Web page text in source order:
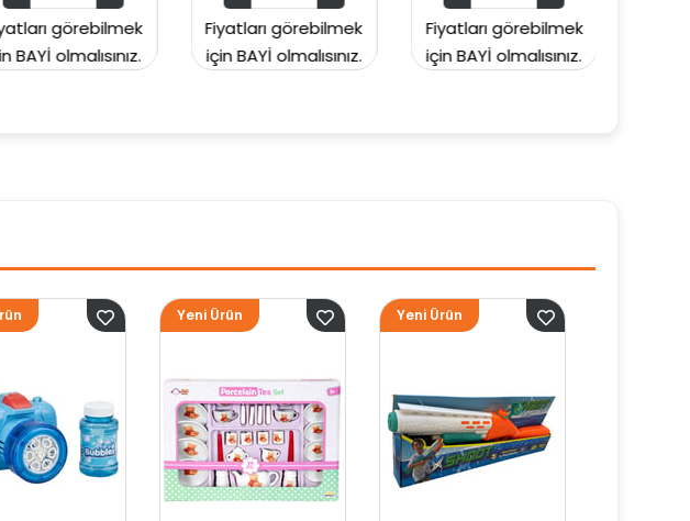
Fiyatları görebilmek
için BAYİ olmalısınız.
Fiyatları görebilmek
için BAYİ olmalısınız.
Fiyatları görebilmek
için BAYİ olmalısınız.
Yeni Ürün Yeni Ürün Yeni Ürün